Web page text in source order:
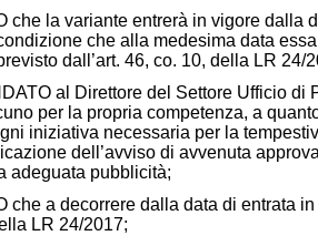
che la variante entrerà in vigore
che alla medesima data
dall’art. 46, co. 10, della LR 24/
al Direttore del Settore Ufficio
per la propria competenza, a
iniziativa necessaria per la
dell’avviso di avvenuta
adeguata pubblicità;
che a decorrere dalla data di entrata
LR 24/2017;